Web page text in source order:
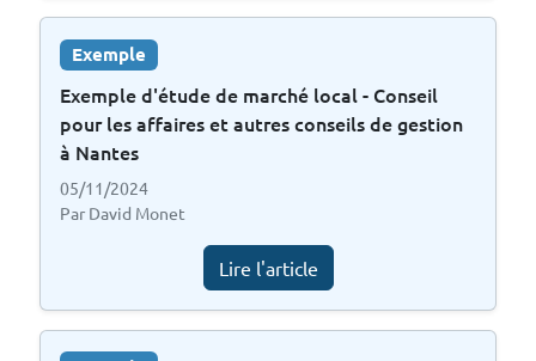
Exemple
Exemple d'étude de marché local - Conseil
pour les affaires et autres conseils de gestion
à Nantes
05/11/2024
Par David Monet
Lire l'article